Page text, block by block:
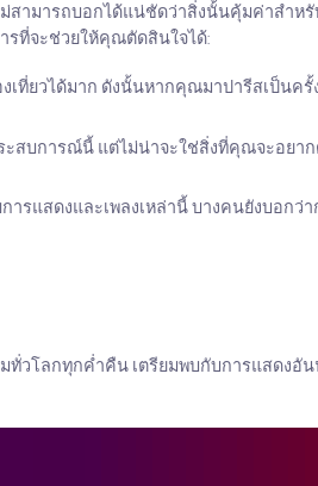
สามารถบอกได้แน่ชัดว่าสิ่งนั้นคุ้มค่าสำห
รที่จะช่วยให้คุณตัดสินใจได้:
ที่ยวได้มาก ดังนั้นหากคุณมาปารีสเป็นครั้
สบการณ์นี้ แต่ไม่น่าจะใช่สิ่งที่คุณจะอยา
แสดงและเพลงเหล่านี้ บางคนยังบอกว่า
วโลกทุกค่ำคืน เตรียมพบกับการแสดงอั